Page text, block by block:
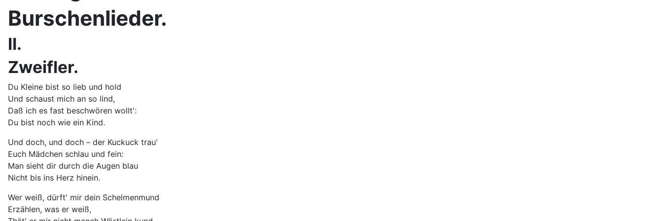
Burschenlieder.
II.
Zweifler.
Du Kleine bist so lieb und hold
Und schaust mich an so lind,
Daß ich es fast beschwören wollt':
Du bist noch wie ein Kind.
Und doch, und doch – der Kuckuck trau'
Euch Mädchen schlau und fein:
Man sieht dir durch die Augen blau
Nicht bis ins Herz hinein.
Wer weiß, dürft' mir dein Schelmenmund
Erzählen, was er weiß,